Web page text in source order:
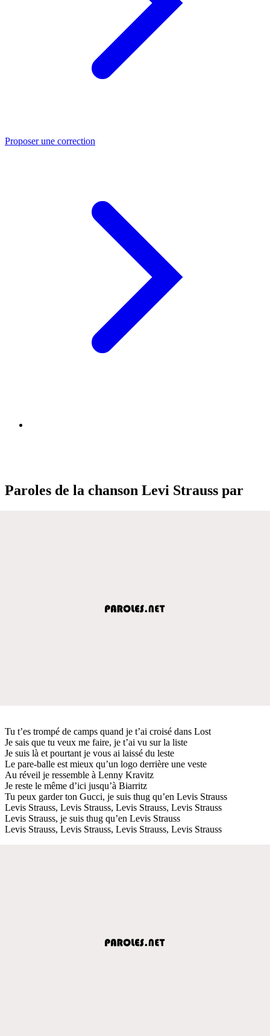
Proposer une correction
Paroles de la chanson Levi Strauss par
Tu t’es trompé de camps quand je t’ai croisé dans Lost
Je sais que tu veux me faire, je t’ai vu sur la liste
Je suis là et pourtant je vous ai laissé du leste
Le pare-balle est mieux qu’un logo derrière une veste
Au réveil je ressemble à Lenny Kravitz
Je reste le même d’ici jusqu’à Biarritz
Tu peux garder ton Gucci, je suis thug qu’en Levis Strauss
Levis Strauss, Levis Strauss, Levis Strauss, Levis Strauss
Levis Strauss, je suis thug qu’en Levis Strauss
Levis Strauss, Levis Strauss, Levis Strauss, Levis Strauss